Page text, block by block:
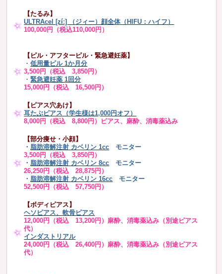
【たるみ】
ULTRAcel [zíː] （ジィー）顔全体（HIFU：ハイフ）
100,000円（税込110,000円）
【ピル・アフターピル・緊急避妊薬】
・低用量ピル 1か月分
3,500円（税込 3,850円）
・緊急避妊薬 1回分
15,000円（税込 16,500円）
【ピアス穴あけ】
耳たぶピアス（学生様は1,000円オフ）
8,000円（税込 8,800円）ピアス、麻酔、消毒薬込み
【部分痩せ・小顔】
・ 脂肪溶解注射 カベリン 1cc モニター
3,500円（税込 3,850円）
・ 脂肪溶解注射 カベリン 8cc モニター
26,250円（税込 28,875円）
・ 脂肪溶解注射 カベリン 16cc
モニター
52,500円（税込 57,750円）
【ボディピアス】
ヘソピアス、軟骨ピアス
12,000円（税込 13,200円）麻酔、消毒薬込み（別途ピアス
代）
インダストリアル
24,000円（税込 26,400円）麻酔、消毒薬込み（別途ピアス
代）